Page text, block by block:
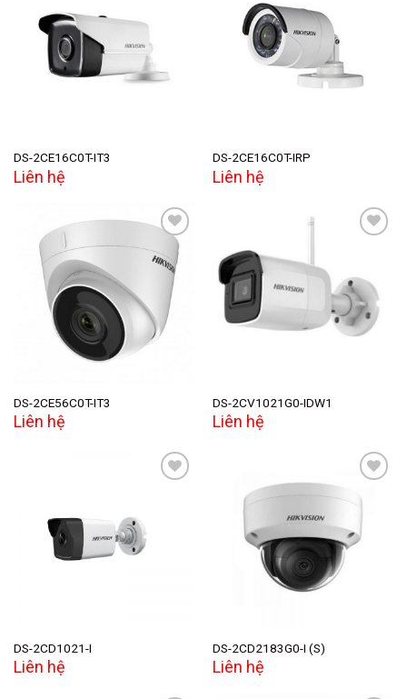
wishlist
DS-2CE16C0T-IT3
Liên hệ
DS-2CE16C0T-IRP
Liên hệ
Add to
wishlist
DS-2CE56C0T-IT3
Liên hệ
Add to
wishlist
DS-2CV1021G0-IDW1
Liên hệ
DS-2CD1021-I
Liên hệ
wishlist
DS-2CD2183G0-I (S)
Liên hệ